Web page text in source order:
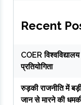
Recent
COER विश्वविद्यालय
प्रतियोगिता
रुड़की राजनीति में
जान से मारने की